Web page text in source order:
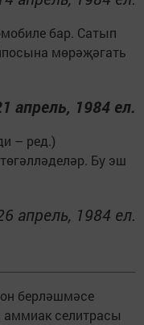
бар. Сатып
мөрәҗәгать
апрель, 1984 ел.
– ред.)
Бу эш
апрель, 1984 ел.
берләшмәсе
аммиак селитрасы